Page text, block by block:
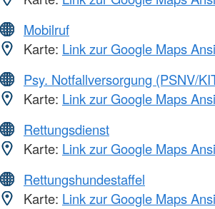
Mobilruf
Karte: Link zur Google Maps
Psy. Notfallversorgung (PSNV/
Karte: Link zur Google Maps
Rettungsdienst
Karte: Link zur Google Maps
Rettungshundestaffel
Karte: Link zur Google Maps